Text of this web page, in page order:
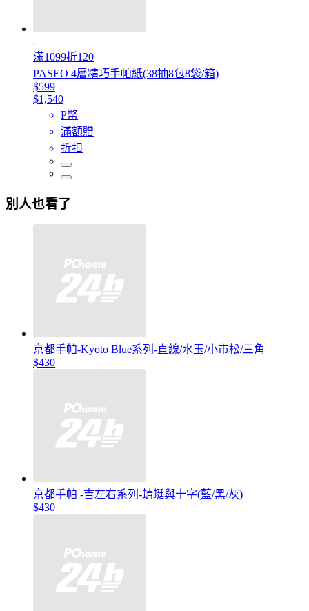
滿1099折120
PASEO 4層精巧手帕紙(38抽8包8袋/箱)
$599
$1,540
P幣
滿額贈
折扣
別人也看了
京都手帕-Kyoto Blue系列-直線/水玉/小市松/三角
$430
京都手帕 -吉左右系列-蜻蜓與十字(藍/黑/灰)
$430